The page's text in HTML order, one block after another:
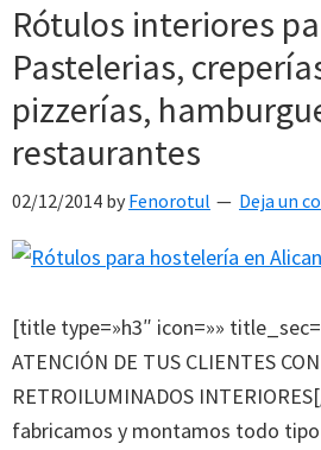
Rótulos interiores
Pastelerias,
pizzerías,
restaurantes
02/12/2014 by Fenorotul Deja un
[title type=»h3″ icon=»»
ATENCIÓN DE TUS CLIENTES
RETROILUMINADOS
fabricamos y montamos todo